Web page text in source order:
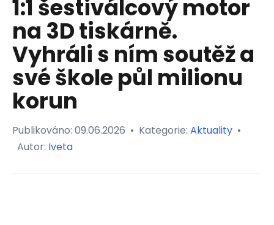
1:1 šestiválcový motor
na 3D tiskárně.
Vyhráli s ním soutěž a
své škole půl milionu
korun
Publikováno: 09.06.2026 • Kategorie: Aktuality •
Autor: Iveta